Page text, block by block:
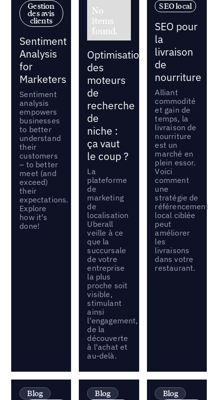
Gestion
des avis
clients
Sentiment
Analysis
for
Marketers
Sentiment
analysis
empowers
businesses
to better
understand
their
customers
– to better
meet (and
exceed)
their
expectations.
Explore
how it's
done!
No
items
found.
Optimisation
des
moteurs
de
recherche
de
niche :
ça vaut
le coup ?
La
plateforme
de
marketing
de
localisation
Uberall
veille à ce
que la
succursale
de votre
entreprise
la plus
proche soit
visible,
stimulant
ainsi
l'engagement,
de la
découverte
à l'achat et
au-delà.
SEO local
SEO pour
la
livraison
de
nourriture
Alliant
commodité
et gain de
temps, la
livraison de
nourriture
est un
marché en
plein essor.
Voici
comment
une
stratégie de
référencement
local ciblée
peut
améliorer
les
livraisons
dans votre
restaurant.
Blog
Blog
Blog